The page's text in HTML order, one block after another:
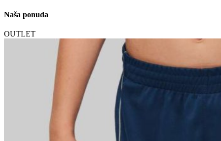
Naša ponuda
OUTLET